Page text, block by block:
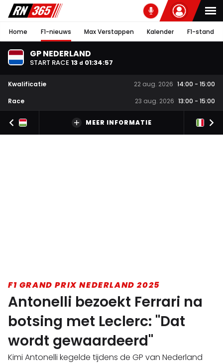
Home F1-nieuws Max Verstappen Kalender F1-stand
GP NEDERLAND
START RACE 13 d 01:34:57
Kwalificatie 22 aug. 2026 14:00 - 15:00
Race
23 aug. 2026 13:00 - 15:00
MEER INFORMATIE
F1 GRAND PRIX NEDERLAND 2025
Antonelli bezoekt Ferrari na
botsing met Leclerc: "Dat
wordt gewaardeerd"
Kimi Antonelli kegelde tijdens de GP van Nederland